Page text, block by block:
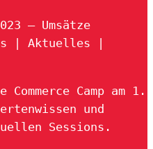
– Umsätze
| Aktuelles |
Camp am 1.
und
Sessions.